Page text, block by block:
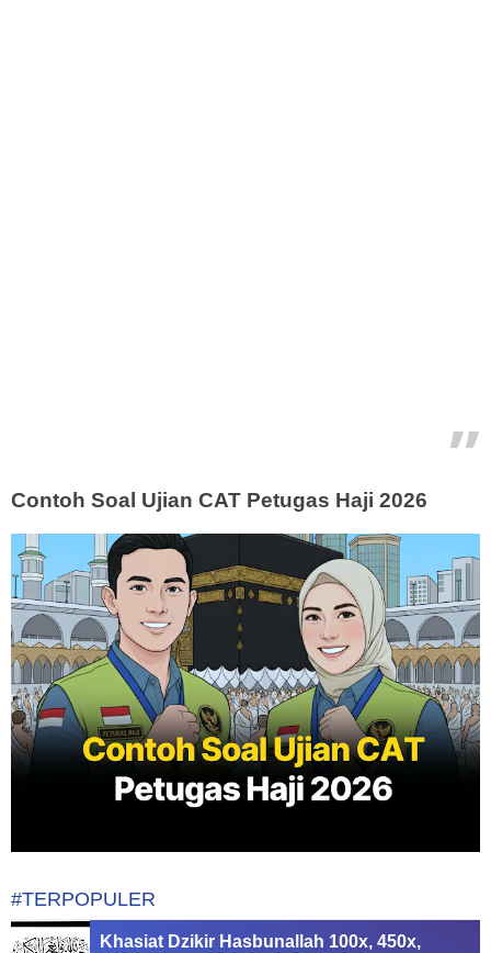
Contoh Soal Ujian CAT Petugas Haji 2026
#TERPOPULER
Khasiat Dzikir Hasbunallah 100x, 450x,